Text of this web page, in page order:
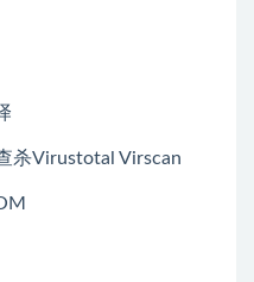
杀Virustotal Virscan